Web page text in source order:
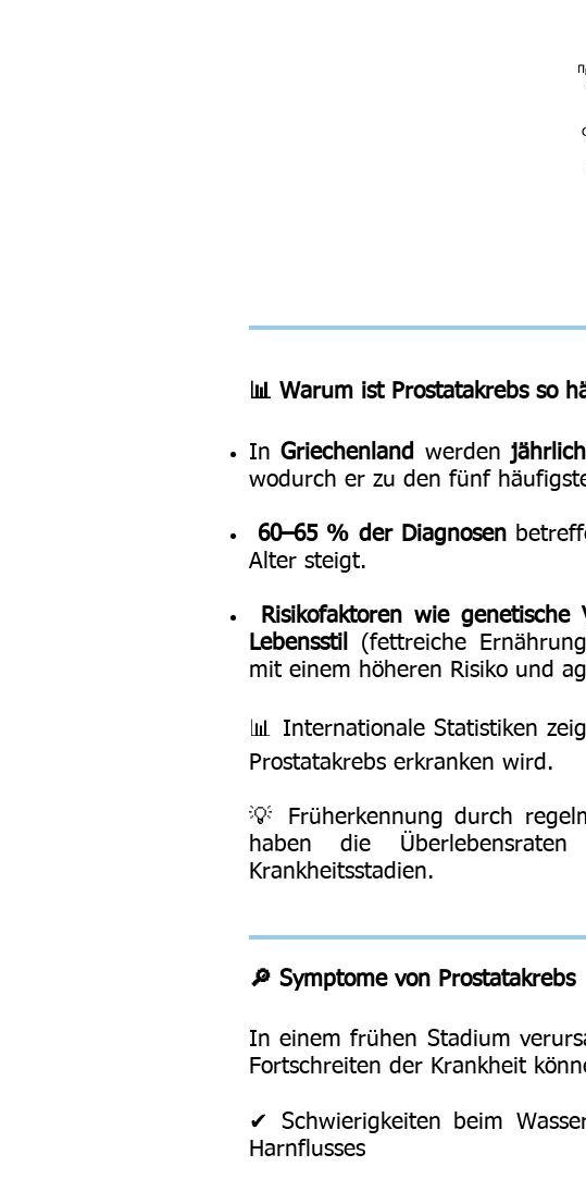
InGriechenland werden
wodurch er zu den fünf
60–65 % der Diagnosen
Alter steigt.
Risikofaktoren wie
Lebensstil
(fettreiche
mit einem höheren Risiko und
📊 Internationale Statistiken
Prostatakrebs erkranken wird.
💡 Früherkennung durch
haben die
Krankheitsstadien.
📊 Warum ist Prostatakrebs so
In einem frühen Stadium
Fortschreiten der Krankheit
✔ Schwierigkeiten beim
Harnflusses
🔎 Symptome von Prostatakrebs